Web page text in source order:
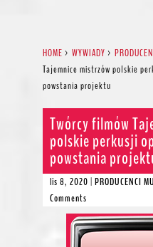
HOME > WYWIADY >
Tajemnice mistrzów polskie
powstania projektu
Twórcy filmów
polskie perkusji
powstania
lis 8, 2020 | PRODUCENCI
Comments